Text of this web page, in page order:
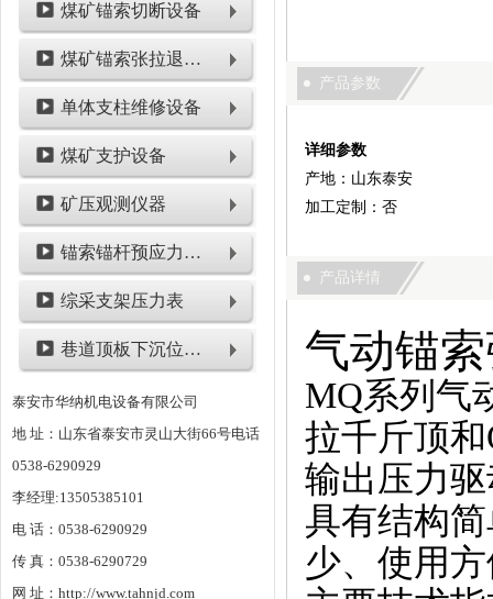
煤矿锚索切断设备
煤矿锚索张拉退锚设备
单体支柱维修设备
煤矿支护设备
矿压观测仪器
锚索锚杆预应力检测设备
综采支架压力表
巷道顶板下沉位移类仪表
泰安市华纳机电设备有限公司
地 址：山东省泰安市灵山大街66号电话
0538-6290929
李经理:13505385101
电 话：0538-6290929
传 真：0538-6290729
网 址：http://www.tahnjd.com
产品参数
详细参数
产地：山东泰安
加工定制：否
产品详情
气动锚
MQ系列气
拉千斤顶
输出压力
具有结构
少、使用